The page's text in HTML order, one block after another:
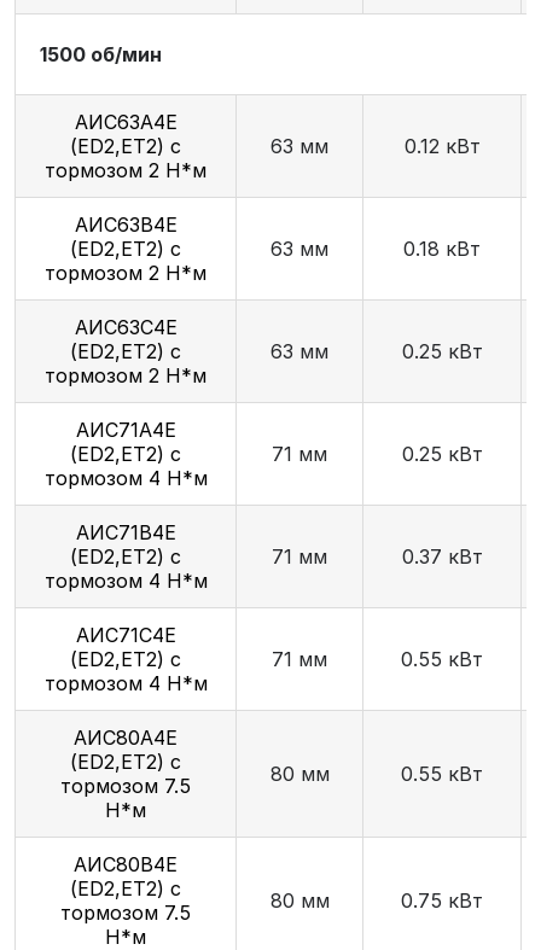
1500 об/мин
АИС63А4Е
(ED2,ET2) с
тормозом 2 Н*м
63 мм 0.12 кВт
АИС63В4Е
(ED2,ET2) с
тормозом 2 Н*м
63 мм 0.18 кВт
АИС63С4Е
(ED2,ET2) с
тормозом 2 Н*м
63 мм 0.25 кВт
АИС71А4Е
(ED2,ET2) с
тормозом 4 Н*м
71 мм 0.25 кВт
АИС71В4Е
(ED2,ET2) с
тормозом 4 Н*м
71 мм 0.37 кВт
АИС71С4Е
(ED2,ET2) с
тормозом 4 Н*м
71 мм 0.55 кВт
АИС80А4Е
(ED2,ET2) с
тормозом 7.5
Н*м
80 мм 0.55 кВт
АИС80В4Е
(ED2,ET2) с
тормозом 7.5
Н*м
80 мм 0.75 кВт